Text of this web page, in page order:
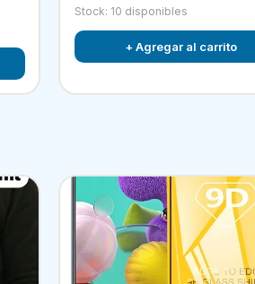
Stock: 10 disponibles
+ Agregar al carrito